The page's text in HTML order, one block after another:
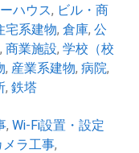
ハウス, ビル・商
宅系建物,倉庫,公
,商業施設,学校（校
, 産業系建物,病院,
,鉄塔
,Wi-Fi設置・設定
メラ工事,